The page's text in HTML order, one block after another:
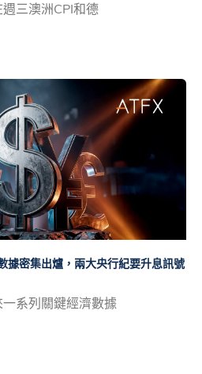
三澳洲CPI和德
據密集出爐，兩大央行紀要升息訊號
系列關鍵經濟數據